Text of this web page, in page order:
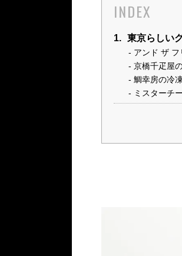
INDEX
1. 東京らしい
アンド ザ フ
京橋千疋屋
鯛幸房の冷
ミスターチ